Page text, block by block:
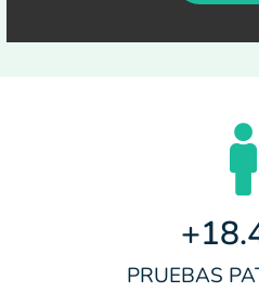
PRUEBAS
+